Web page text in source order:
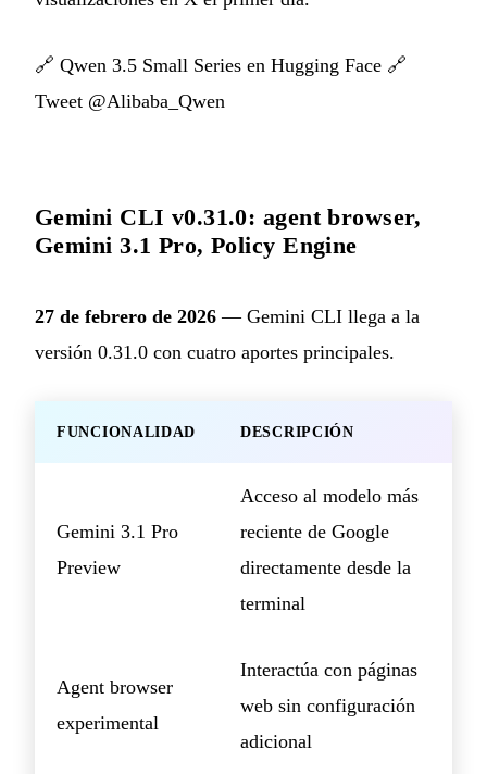
🔗 Qwen 3.5 Small Series en Hugging Face 🔗
Tweet @Alibaba_Qwen
Gemini CLI v0.31.0: agent browser,
Gemini 3.1 Pro, Policy Engine
27 de febrero de 2026 — Gemini CLI llega a la
versión 0.31.0 con cuatro aportes principales.
FUNCIONALIDAD DESCRIPCIÓN
Gemini 3.1 Pro
Preview
Acceso al modelo más
reciente de Google
directamente desde la
terminal
Agent browser
experimental
Interactúa con páginas
web sin configuración
adicional